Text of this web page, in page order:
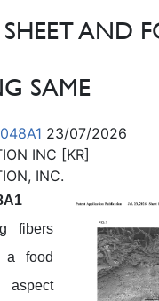
AND
SAME
23/07/2026
INC [KR]
INC.
fibers
a food